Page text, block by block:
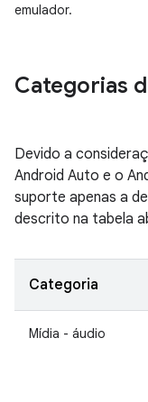
emulador.
Categorias
Devido a
Android Auto e o
suporte apenas a
descrito na tabela
Categoria
Mídia - áudio